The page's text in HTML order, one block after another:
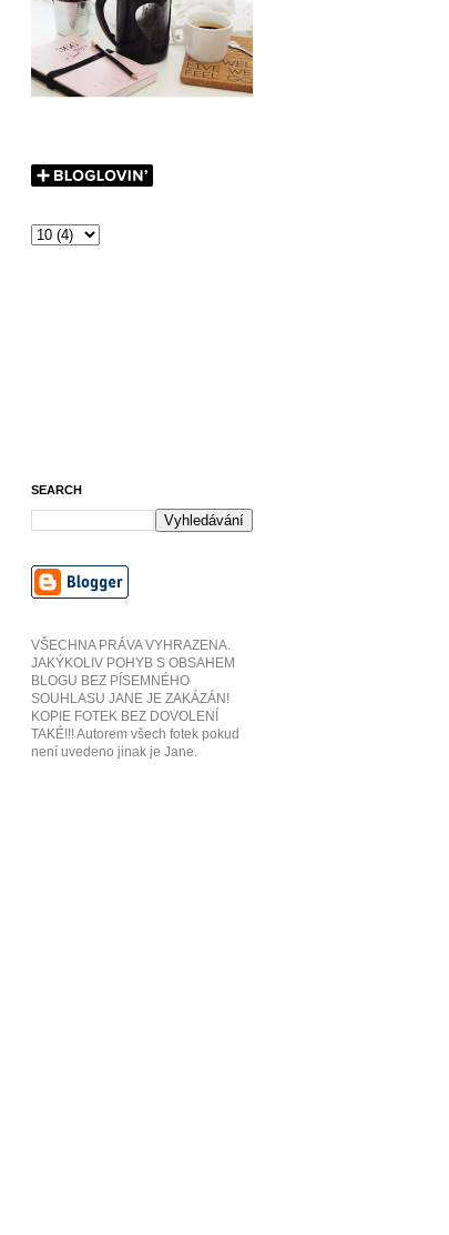
SEARCH
VŠECHNA PRÁVA VYHRAZENA.
JAKÝKOLIV POHYB S OBSAHEM
BLOGU BEZ PÍSEMNÉHO
SOUHLASU JANE JE ZAKÁZÁN!
KOPIE FOTEK BEZ DOVOLENÍ
TAKÉ!!! Autorem všech fotek pokud
není uvedeno jinak je Jane.